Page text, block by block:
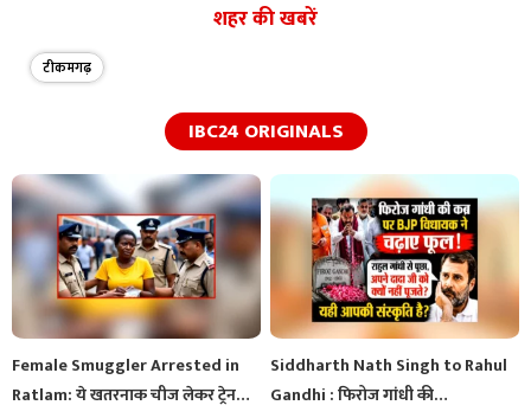
शहर की खबरें
टीकमगढ़
IBC24 ORIGINALS
Female Smuggler Arrested in
Ratlam: ये खतरनाक चीज लेकर ट्रेन…
Siddharth Nath Singh to Rahul
Gandhi : फिरोज गांधी की…